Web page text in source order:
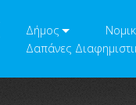
Δήμος
Δαπάνες